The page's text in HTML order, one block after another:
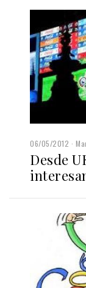
06/05/2012
Desde